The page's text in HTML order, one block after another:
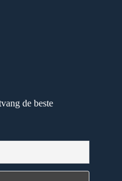
de beste